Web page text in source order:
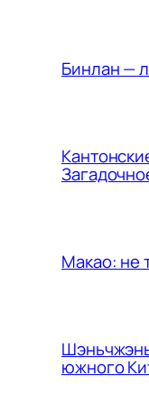
Бинлан —
Макао: не
южного